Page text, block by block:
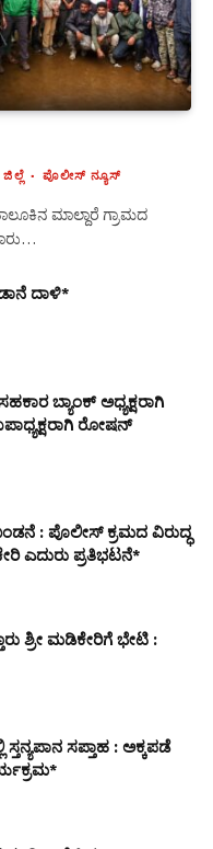
ಪೊಲೀಸ್ ನ್ಯೂಸ್
ಮಾಲ್ದಾರೆ ಗ್ರಾಮದ
ದಾಳಿ*
ಬ್ಯಾಂಕ್ ಅಧ್ಯಕ್ಷರಾಗಿ
ರೋಷನ್
: ಪೊಲೀಸ್ ಕ್ರಮದ ವಿರುದ್ಧ
ಎದುರು ಪ್ರತಿಭಟನೆ*
ಶ್ರೀ ಮಡಿಕೇರಿಗೆ ಭೇಟಿ :
ಸಪ್ತಾಹ : ಅಕ್ಕಪಡೆ